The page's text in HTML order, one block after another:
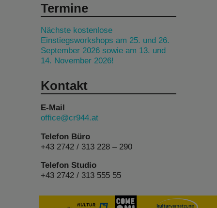
Termine
Nächste kostenlose
Einstiegsworkshops am 25. und 26.
September 2026 sowie am 13. und
14. November 2026!
Kontakt
E-Mail
office@cr944.at
Telefon Büro
+43 2742 / 313 228 – 290
Telefon Studio
+43 2742 / 313 555 55